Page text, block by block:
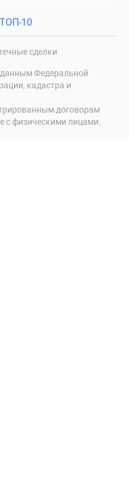
10
сделки
Федеральной
кадастра и
договорам
с физическими лицами.